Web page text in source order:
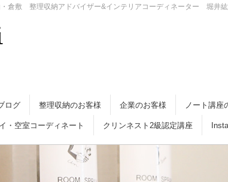
倉敷 整理収納アドバイザー&インテリアコーディネーター 堀井
ログ 整理収納のお客様 企業のお客様 ノート講座
・空室コーディネート クリンネスト2級認定講座